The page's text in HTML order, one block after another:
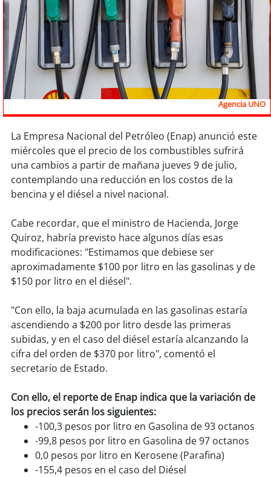
soy chile
soy arica
soyiquique
soycalama
antofagasta
copiapó
soyvalparaíso
soyquillota
soysanantonio
soychillán
soysancarlos
soytalcahuano
soyconcepción
soycoronel
soyarauco
soytemuco
Agencia UNO
La Empresa Nacional del Petróleo (Enap) anunció este
miércoles que el precio de los combustibles sufrirá
una cambios a partir de mañana jueves 9 de julio,
contemplando una reducción en los costos de la
bencina y el diésel a nivel nacional.
Cabe recordar, que el ministro de Hacienda, Jorge
Quiroz, habría previsto hace algunos días esas
modificaciones: "Estimamos que debiese ser
aproximadamente $100 por litro en las gasolinas y de
$150 por litro en el diésel".
"Con ello, la baja acumulada en las gasolinas estaría
ascendiendo a $200 por litro desde las primeras
subidas, y en el caso del diésel estaría alcanzando la
cifra del orden de $370 por litro", comentó el
secretario de Estado.
Con ello, el reporte de Enap indica que la variación de
los precios serán los siguientes:
-100,3 pesos por litro en Gasolina de 93 octanos
-99,8 pesos por litro en Gasolina de 97 octanos
0,0 pesos por litro en Kerosene (Parafina)
-155,4 pesos en el caso del Diésel